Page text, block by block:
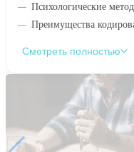
Психологические
Преимущества
Смотреть полностью